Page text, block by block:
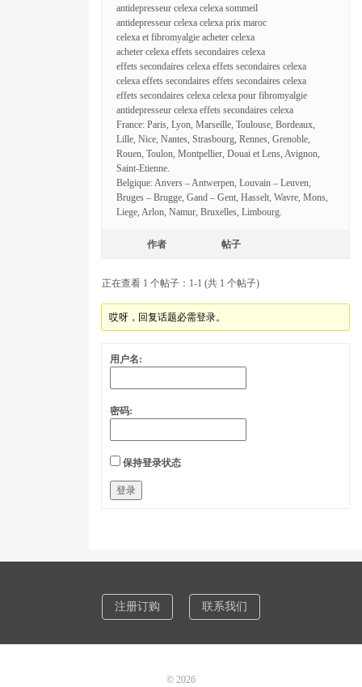
antidepresseur celexa celexa sommeil
antidepresseur celexa celexa prix maroc
celexa et fibromyalgie acheter celexa
acheter celexa effets secondaires celexa
effets secondaires celexa effets secondaires celexa
celexa effets secondaires effets secondaires celexa
effets secondaires celexa celexa pour fibromyalgie
antidepresseur celexa effets secondaires celexa
France: Paris, Lyon, Marseille, Toulouse, Bordeaux,
Lille, Nice, Nantes, Strasbourg, Rennes, Grenoble,
Rouen, Toulon, Montpellier, Douai et Lens, Avignon,
Saint-Etienne.
Belgique: Anvers – Antwerpen, Louvain – Leuven,
Bruges – Brugge, Gand – Gent, Hasselt, Wavre, Mons,
Liege, Arlon, Namur, Bruxelles, Limbourg.
作者 帖子
正在查看 1 个帖子：1-1 (共 1 个帖子)
哎呀，回复话题必需登录。
用户名:
密码:
保持登录状态
登录
注册订购 联系我们
© 2026